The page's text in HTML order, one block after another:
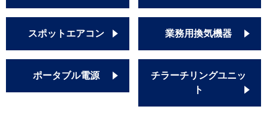
スポットエアコン 業務用換気機器
ポータブル電源
チラーチリングユニッ
ト